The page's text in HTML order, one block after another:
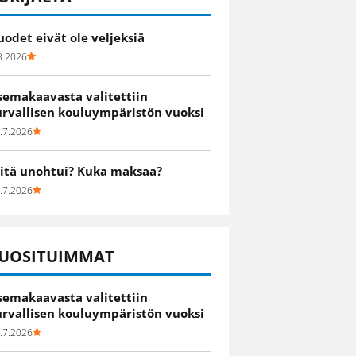
eivät ole veljeksiä
valitettiin
kouluympäristön vuoksi
unohtui? Kuka maksaa?
valitettiin
kouluympäristön vuoksi